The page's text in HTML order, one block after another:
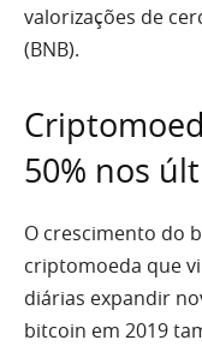
valorizações de
(BNB).
50% nos
O crescimento do
criptomoeda que
diárias expandir
bitcoin em 2019